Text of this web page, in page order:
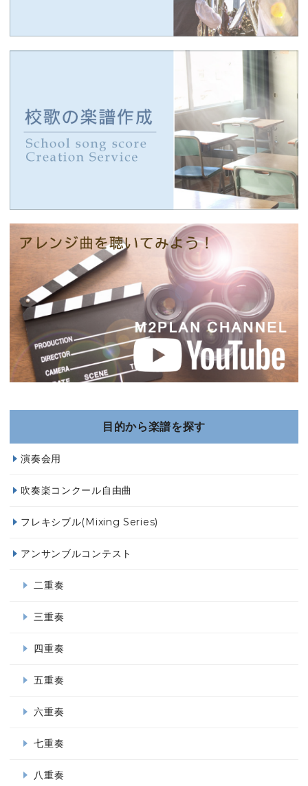
目的から楽譜を探す
演奏会用
吹奏楽コンクール自由曲
フレキシブル(Mixing Series)
アンサンブルコンテスト
二重奏
三重奏
四重奏
五重奏
六重奏
七重奏
八重奏